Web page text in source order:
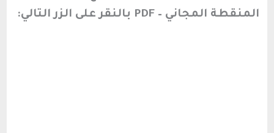
المنقطة المجاني – PDF بالنقر على الزر التالي: